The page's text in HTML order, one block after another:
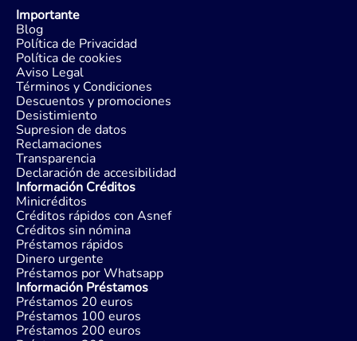
Importante
Blog
Política de Privacidad
Política de cookies
Aviso Legal
Términos y Condiciones
Descuentos y promociones
Desistimiento
Supresion de datos
Reclamaciones
Transparencia
Declaración de accesibilidad
Información Créditos
Minicréditos
Créditos rápidos con Asnef
Créditos sin nómina
Préstamos rápidos
Dinero urgente
Préstamos por Whatsapp
Información Préstamos
Préstamos 20 euros
Préstamos 100 euros
Préstamos 200 euros